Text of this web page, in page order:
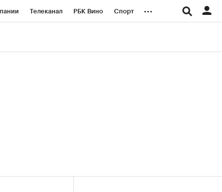
Телеканал РБК Вино Спорт ...